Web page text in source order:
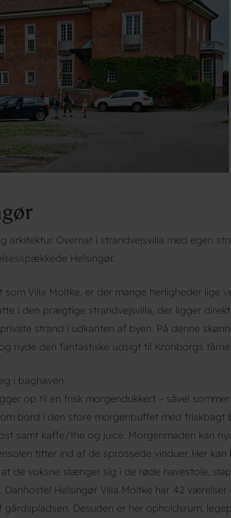
arkitektur. Overnat i strandvejsvilla med egen
Helsingør.
som Villa Moltke, er der mange herligheder lige
i den prægtige strandvejsvilla, der ligger
strand i udkanten af byen. På denne
nyde den fantastiske udsigt til Kronborgs tårne.
i baghaven
op til en frisk morgendukkert – såvel sommer
bord i den store morgenbuffet med friskbagt
samt kaffe/the og juice. Morgenmaden kan
titter ind af de sprossede vinduer. Her kan
de voksne slænger sig i de røde havestole,
Helsingør Villa Moltke har 42 værelser
Desuden er her opholdsrum,